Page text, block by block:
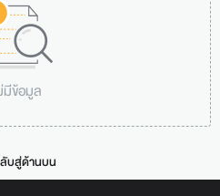
มีข้อมูล
บสู่ด้านบน